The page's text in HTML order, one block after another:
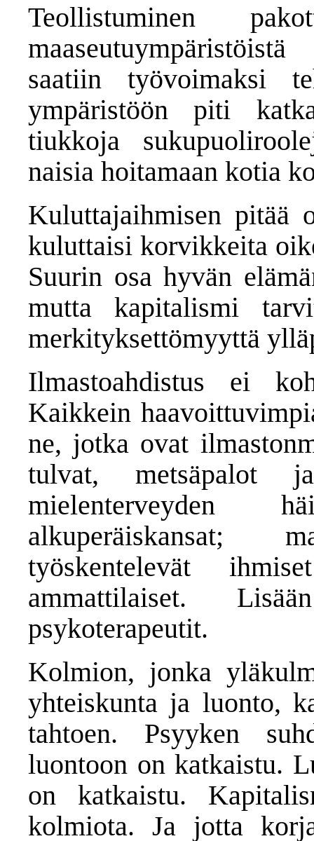
Teollistuminen
saatiin työvoimaksi
ympäristöön piti
tiukkoja
naisia hoitamaan kotia
Kuluttajaihmisen pitää
kuluttaisi korvikkeita
Suurin osa hyvän
mutta kapitalismi
merkityksettömyyttä
Ilmastoahdistus ei
Kaikkein
ne, jotka ovat
tulvat, metsäpalot
mielenterveyden
alkuperäiskansat;
työskentelevät
ammattilaiset.
psykoterapeutit.
Kolmion, jonka
yhteiskunta ja luonto,
tahtoen. Psyyken
luontoon on katkaistu.
on katkaistu.
kolmiota. Ja jotta